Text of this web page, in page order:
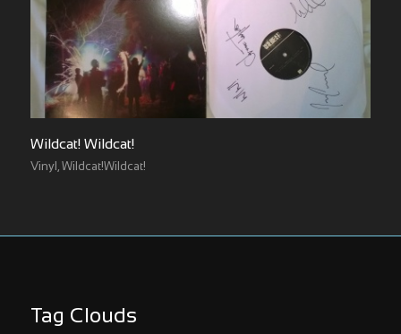
Wildcat! Wildcat!
Vinyl , Wildcat!Wildcat!
Tag Clouds